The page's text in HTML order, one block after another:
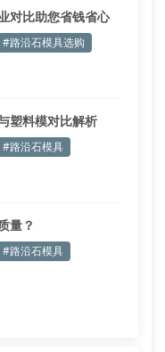
对比助您省钱省心
#路沿石模具选购
塑料模对比解析
#路沿石模具
量？
#路沿石模具